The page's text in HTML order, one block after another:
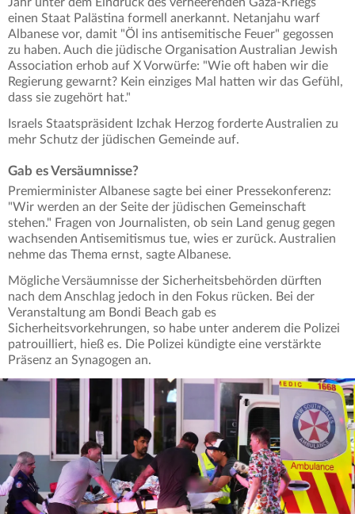
Jahr unter dem Eindruck des verheerenden Gaza-Kriegs
einen Staat Palästina formell anerkannt. Netanjahu warf
Albanese vor, damit "Öl ins antisemitische Feuer" gegossen
zu haben. Auch die jüdische Organisation Australian Jewish
Association erhob auf X Vorwürfe: "Wie oft haben wir die
Regierung gewarnt? Kein einziges Mal hatten wir das Gefühl,
dass sie zugehört hat."
Israels Staatspräsident Izchak Herzog forderte Australien zu
mehr Schutz der jüdischen Gemeinde auf.
Gab es Versäumnisse?
Premierminister Albanese sagte bei einer Pressekonferenz:
"Wir werden an der Seite der jüdischen Gemeinschaft
stehen." Fragen von Journalisten, ob sein Land genug gegen
wachsenden Antisemitismus tue, wies er zurück. Australien
nehme das Thema ernst, sagte Albanese.
Mögliche Versäumnisse der Sicherheitsbehörden dürften
nach dem Anschlag jedoch in den Fokus rücken. Bei der
Veranstaltung am Bondi Beach gab es
Sicherheitsvorkehrungen, so habe unter anderem die Polizei
patrouilliert, hieß es. Die Polizei kündigte eine verstärkte
Präsenz an Synagogen an.